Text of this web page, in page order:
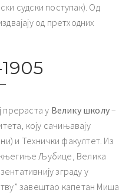
судски поступак). Од
од претходних
прераста у Велику школу–
коју сачињавају
и Технички факултет. Из
Љубице, Велика
зграду у
завештао капетан Миша